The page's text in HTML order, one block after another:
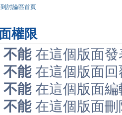
到討論區首頁
權限
不能在這個版面發
不能在這個版面回
不能在這個版面編
不能在這個版面刪